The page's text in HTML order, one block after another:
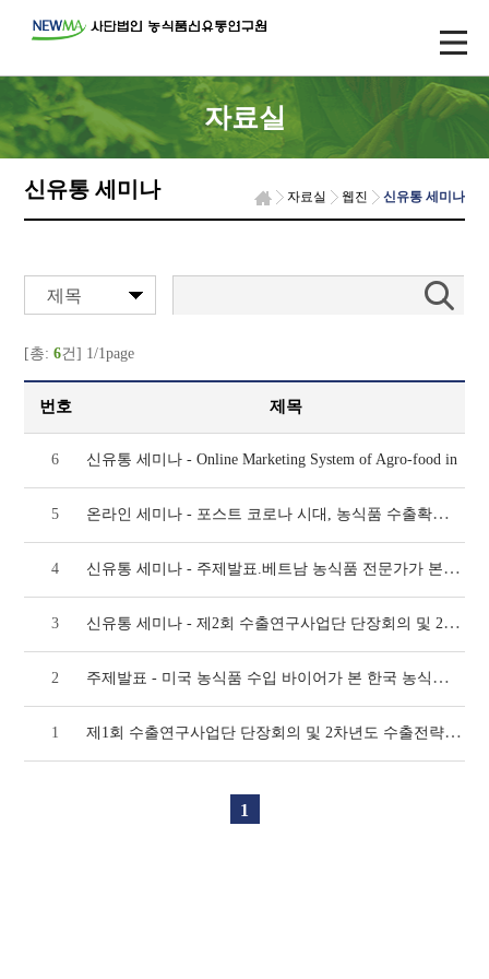
자료실
신유통 세미나 자료실 웹진 신유통 세미나
제목
[총:6건] 1/1page
번호 제목
6 신유통 세미나 - Online Marketing System of Agro-food in
5 온라인 세미나 - 포스트 코로나 시대, 농식품 수출확대를 위한 언택트(untact) 전략(
4 신유통 세미나 - 주제발표.베트남 농식품 전문가가 본 한국 농식품 수출 전략(724호)
3 신유통 세미나 - 제2회 수출연구사업단 단장회의 및 2차년도 수출전략기술개발사업 수출연구사
2 주제발표 - 미국 농식품 수입 바이어가 본 한국 농식품 수출 전략(709호)
1 제1회 수출연구사업단 단장회의 및 2차년도 수출전략기술개발사업 수출연구사업단 세미나 개최(
1